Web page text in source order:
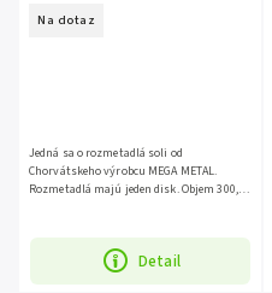
Na dotaz
Detail
Jedná sa o rozmetadlá soli od
Chorvátskeho výrobcu MEGA METAL.
Rozmetadlá majú jeden disk. Objem 300,